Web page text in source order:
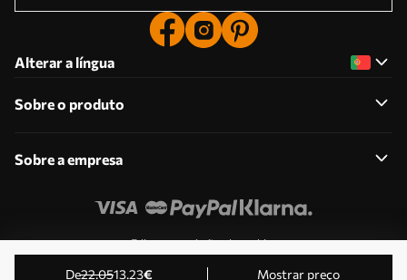
de22.0513.23€ Mostrar preço
Alterar a língua
Sobre o produto
Sobre a empresa
Edite as permissões de cookies
© 2011-2026 Uwalls . Todos os direitos reservados.